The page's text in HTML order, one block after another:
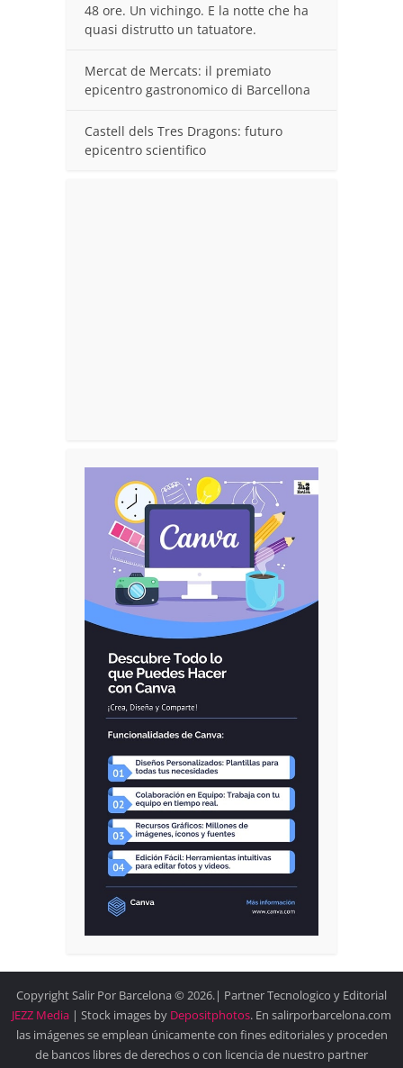
48 ore. Un vichingo. E la notte che ha
quasi distrutto un tatuatore.
Mercat de Mercats: il premiato
epicentro gastronomico di Barcellona
Castell dels Tres Dragons: futuro
epicentro scientifico
Copyright Salir Por Barcelona © 2026.| Partner Tecnologico y Editorial
JEZZ Media | Stock images by Depositphotos. En salirporbarcelona.com
las imágenes se emplean únicamente con fines editoriales y proceden
de bancos libres de derechos o con licencia de nuestro partner